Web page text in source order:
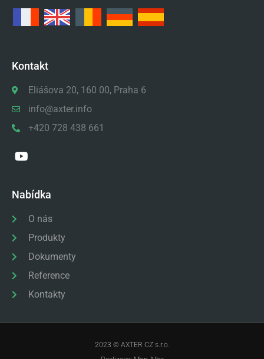
Kontakt
Eliášova 20, 160 00, Praha 6
info@axter.info
+420 728 438 661
Nabídka
O nás
Produkty
Dokumenty
Reference
Kontakty
2023 © AXTER CZ s.r.o.